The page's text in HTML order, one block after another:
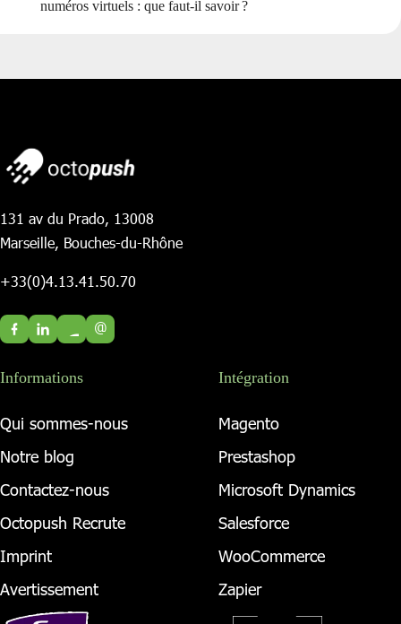
numéros virtuels : que faut-il savoir ?
131 av du Prado, 13008
Marseille, Bouches-du-Rhône
+33(0)4.13.41.50.70
@
Informations
Qui sommes-nous
Notre blog
Contactez-nous
Octopush Recrute
Imprint
Avertissement
Intégration
Magento
Prestashop
Microsoft Dynamics
Salesforce
WooCommerce
Zapier